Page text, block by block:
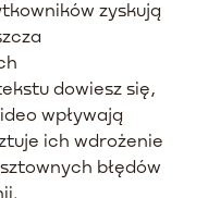
zyskują
dowiesz się,
wpływają
ich wdrożenie
błędów